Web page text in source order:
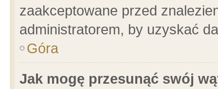
zaakceptowane przed
administratorem, by uzyskać
Góra
Jak mogę przesunąć swój